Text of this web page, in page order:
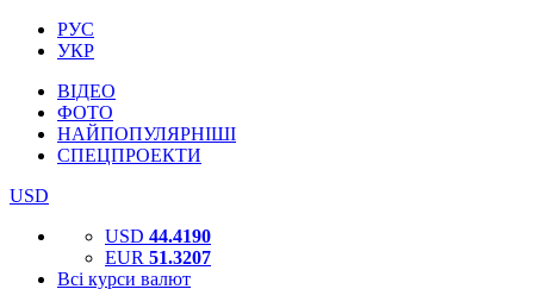
РУС
УКР
ВІДЕО
ФОТО
НАЙПОПУЛЯРНІШІ
СПЕЦПРОЕКТИ
USD
USD 44.4190
EUR 51.3207
Всі курси валют